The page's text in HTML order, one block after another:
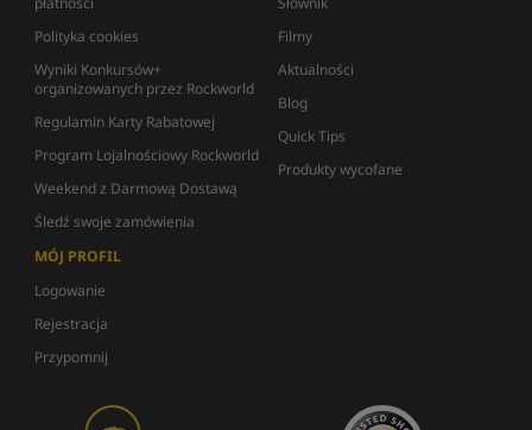
Polityka cookies
Wyniki Konkursów+
organizowanych przez Rockworld
Regulamin Karty Rabatowej
Program Lojalnościowy Rockworld
Weekend z Darmową Dostawą
Śledź swoje zamówienia
Filmy
Aktualności
Blog
Quick Tips
Produkty wycofane
MÓJ PROFIL
Logowanie
Rejestracja
Przypomnij